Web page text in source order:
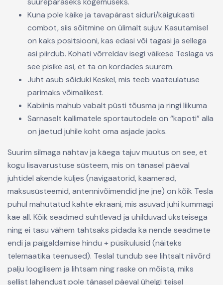
Kuna pole käike ja tavapärast siduri/käigukasti
combot, siis sõitmine on ülimalt sujuv. Kasutamisel
on kaks positsiooni, kas edasi või tagasi ja sellega
asi piirdub. Kohati võrreldav isegi väikese Teslaga vs
see pisike asi, et ta on kordades suurem.
Juht asub sõiduki Keskel, mis teeb vaateulatuse
parimaks võimalikest.
Kabiinis mahub vabalt püsti tõusma ja ringi liikuma
Sarnaselt kallimatele sportautodele on “kapoti” alla
on jäetud juhile koht oma asjade jaoks.
Suurim silmaga nähtav ja käega tajuv muutus on see, et
kogu lisavarustuse süsteem, mis on tänasel päeval
juhtidel akende küljes (navigaatorid, kaamerad,
maksusüsteemid, antennivõimendid jne jne) on kõik Tesla
puhul mahutatud kahte ekraani, mis asuvad juhi kummagi
käe all. Kõik seadmed suhtlevad ja ühilduvad üksteisega
ning ei tasu vähem tähtsaks pidada ka nende seadmete
endi ja paigaldamise hindu + püsikulusid (näiteks
telemaatika teenused). Teslal tundub see lihtsalt niivõrd
palju loogilisem ja lihtsam ning raske on mõista, miks
sellist lahendust pole tänasel päeval ühelgi teisel